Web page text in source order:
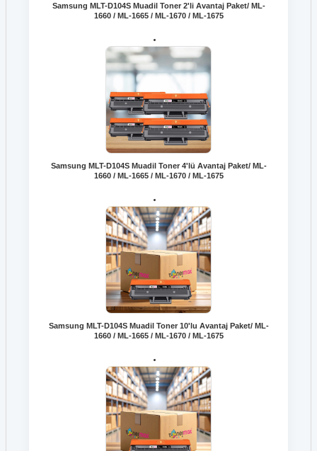
Samsung MLT-D104S Muadil Toner 2'li Avantaj Paket/ ML-
1660 / ML-1665 / ML-1670 / ML-1675
Samsung MLT-D104S Muadil Toner 4'lü Avantaj Paket/ ML-
1660 / ML-1665 / ML-1670 / ML-1675
Samsung MLT-D104S Muadil Toner 10'lu Avantaj Paket/ ML-
1660 / ML-1665 / ML-1670 / ML-1675